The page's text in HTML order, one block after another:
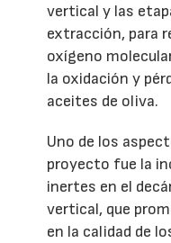
vertical y las
extracción, para
oxígeno
la oxidación y
aceites de oliva.
Uno de los
proyecto fue la
inertes en el
vertical, que
en la calidad de